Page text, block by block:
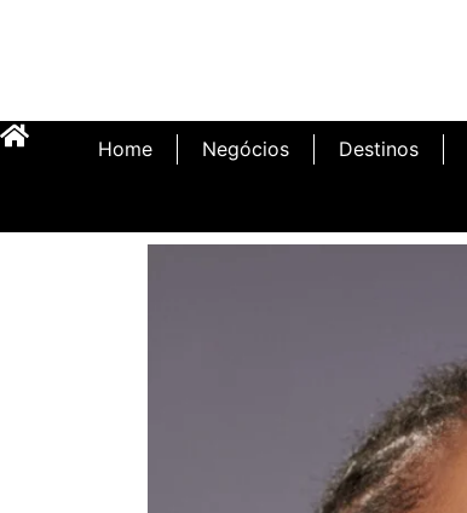
Home Negócios Destinos